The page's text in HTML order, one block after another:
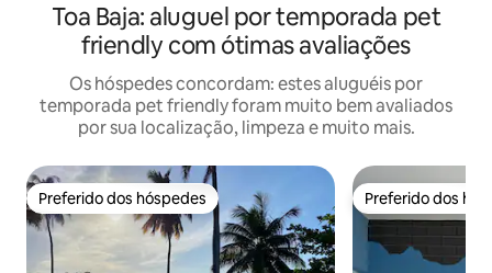
Toa Baja: aluguel por temporada pet
friendly com ótimas avaliações
Os hóspedes concordam: estes aluguéis por
temporada pet friendly foram muito bem avaliados
por sua localização, limpeza e muito mais.
Preferido dos hóspedes
Preferido dos hóspedes Preferido dos
Preferido dos